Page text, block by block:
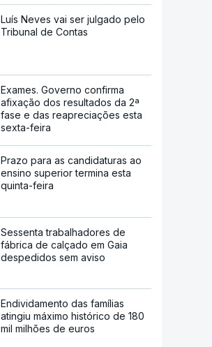
Luís Neves vai ser julgado pelo
Tribunal de Contas
Exames. Governo confirma
afixação dos resultados da 2ª
fase e das reapreciações esta
sexta-feira
Prazo para as candidaturas ao
ensino superior termina esta
quinta-feira
Sessenta trabalhadores de
fábrica de calçado em Gaia
despedidos sem aviso
Endividamento das famílias
atingiu máximo histórico de 180
mil milhões de euros